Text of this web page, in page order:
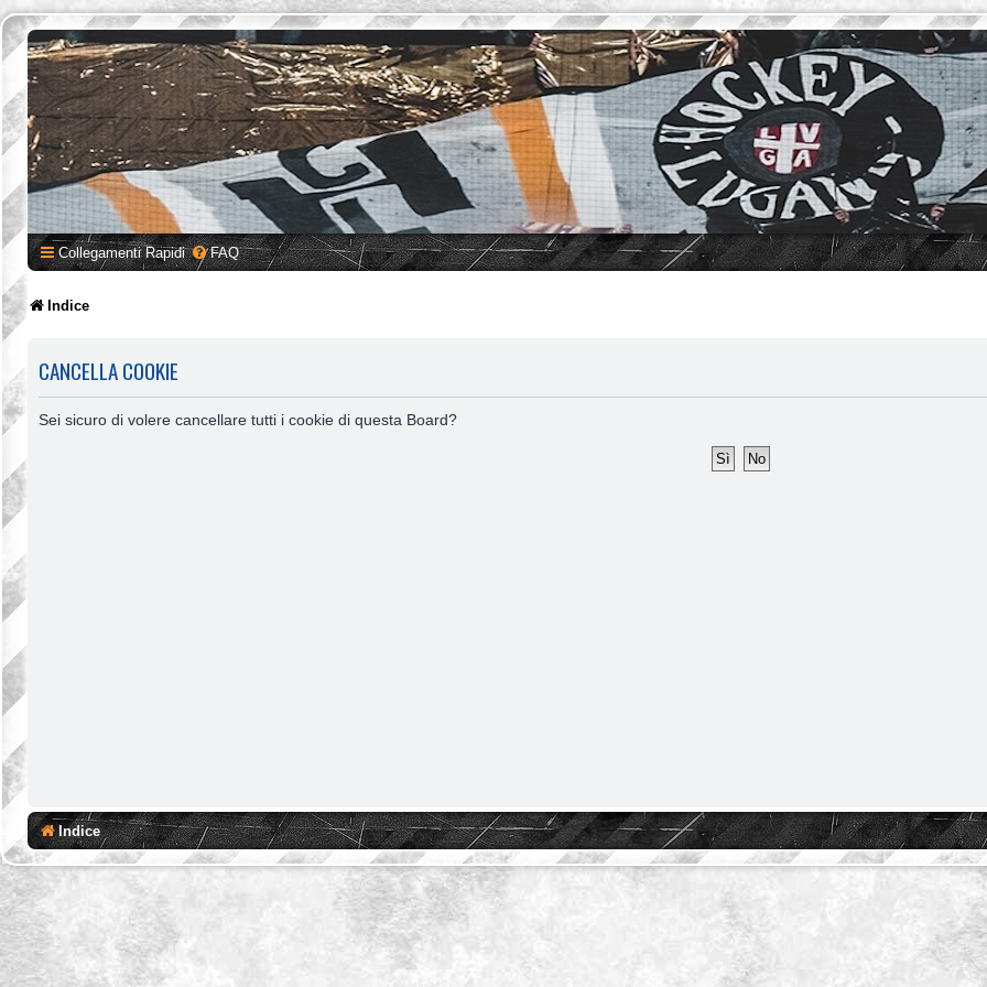
Collegamenti Rapidi FAQ
Indice
CANCELLA COOKIE
Sei sicuro di volere cancellare tutti i cookie di questa Board?
Indice